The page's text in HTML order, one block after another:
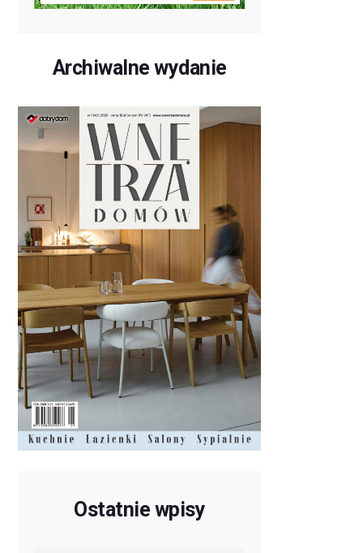
Archiwalne wydanie
Ostatnie wpisy